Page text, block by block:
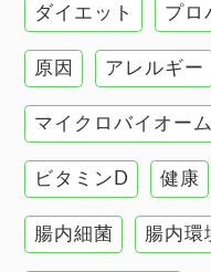
肌
肝臓の健康
腸の健康
自己免疫疾患
高血圧
ダイエット プロ
原因 アレルギー
マイクロバイオーム
ビタミンD 健康
腸内細菌 腸内環